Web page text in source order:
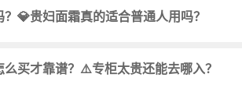
💎贵妇面霜真的适合普通人用吗？
买才靠谱？⚠️专柜太贵还能去哪入？